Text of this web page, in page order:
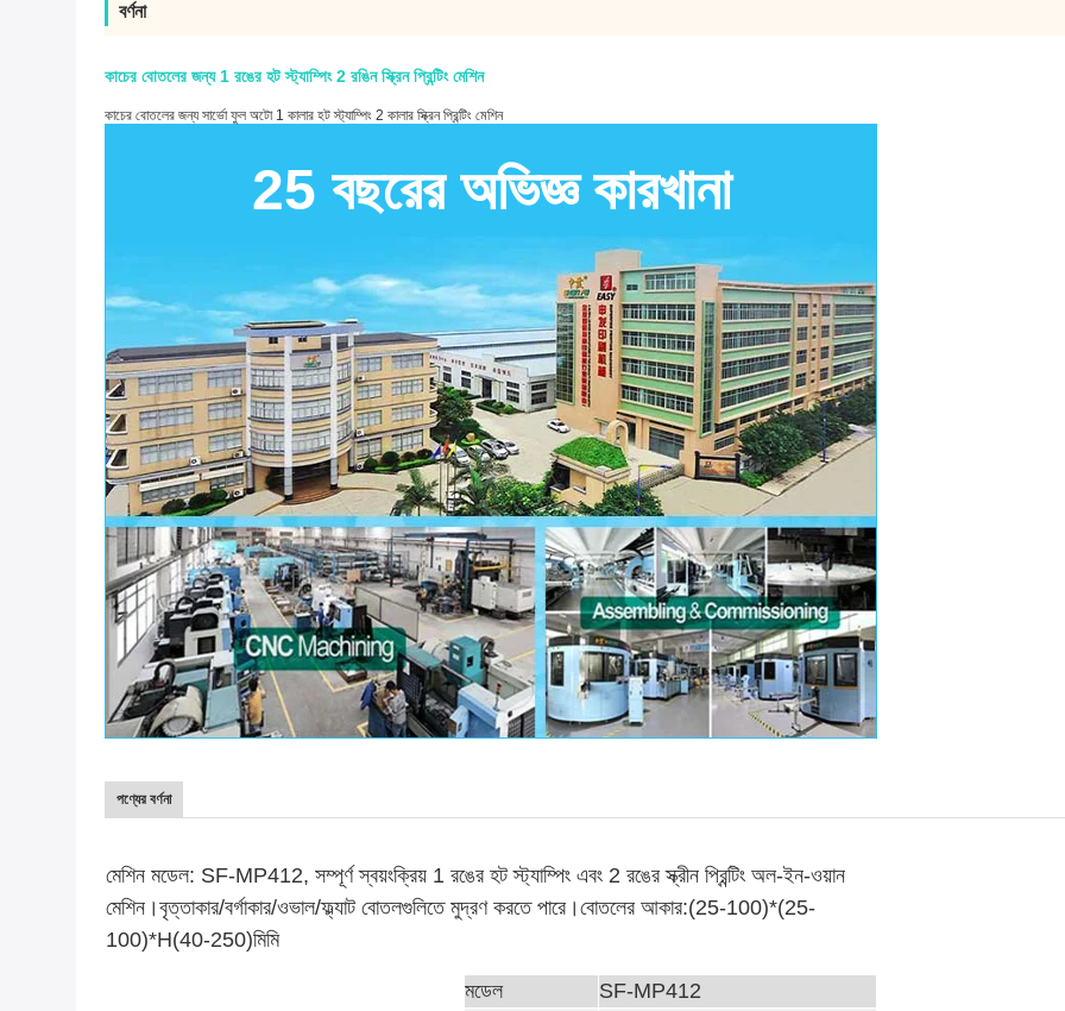
বর্ণনা
কাচের বোতলের জন্য 1 রঙের হট স্ট্যাম্পিং 2 রঙিন স্ক্রিন প্রিন্টিং মেশিন
কাচের বোতলের জন্য সার্ভো ফুল অটো 1 কালার হট স্ট্যাম্পিং 2 কালার স্ক্রিন প্রিন্টিং মেশিন
25 বছরের অভিজ্ঞ কারখানা
পণ্যের বর্ণনা
মেশিন মডেল: SF-MP412, সম্পূর্ণ স্বয়ংক্রিয় 1 রঙের হট স্ট্যাম্পিং এবং 2 রঙের স্ক্রীন প্রিন্টিং অল-ইন-ওয়ান
মেশিন।বৃত্তাকার/বর্গাকার/ওভাল/ফ্ল্যাট বোতলগুলিতে মুদ্রণ করতে পারে।বোতলের আকার:(25-100)*(25-
100)*H(40-250)মিমি
মডেল SF-MP412